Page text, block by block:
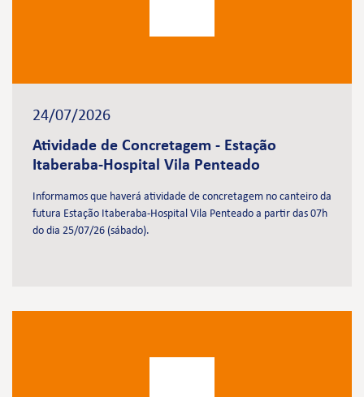
24/07/2026
Atividade de Concretagem - Estação
Itaberaba-Hospital Vila Penteado
Informamos que haverá atividade de concretagem no canteiro da
futura Estação Itaberaba-Hospital Vila Penteado a partir das 07h
do dia 25/07/26 (sábado).